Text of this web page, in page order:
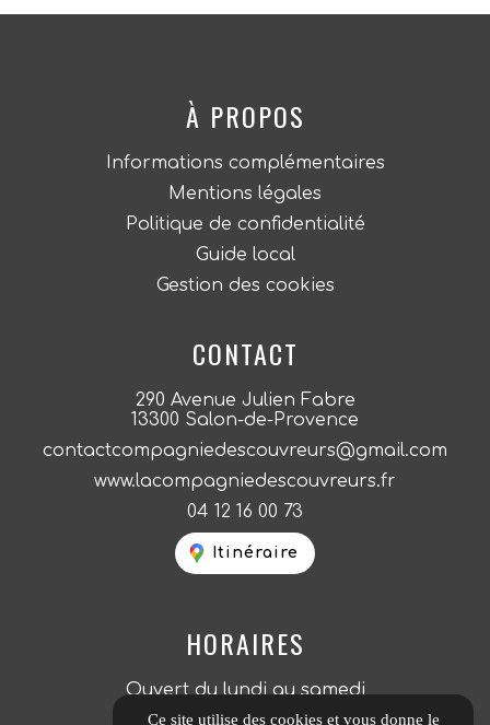
À PROPOS
Informations complémentaires
Mentions légales
Politique de confidentialité
Guide local
Gestion des cookies
CONTACT
290 Avenue Julien Fabre
13300 Salon-de-Provence
contactcompagniedescouvreurs@gmail.com
www.lacompagniedescouvreurs.fr
04 12 16 00 73
Itinéraire
HORAIRES
Ouvert du lundi au samedi
7h00 - 20h00
Ce site utilise des cookies et vous donne le